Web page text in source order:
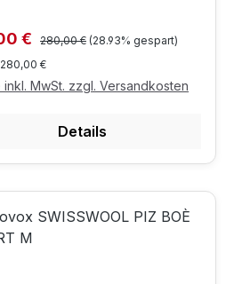
€ Regulärer Preis:
280,00 € (28.93% gespart)
€
inkl. MwSt. zzgl. Versandkosten
Details